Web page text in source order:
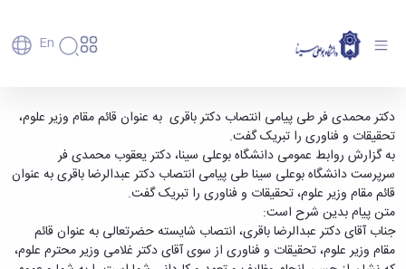
En
دانشگاه
تاریخچه
معرفی
برنامه
راهبردی
دانشگاه
نقشه
دانشگاه
آموزش
پذیرش
کارشناسی
تحصیلات
تکمیلی
پسا
دکترا
استعدادهای
درخشان
پژوهش
فناوری و
کارآفرینی
دفتر
ارتباط
با
صنعت
پردیس
دانشکده‌ها
پردیس
اصلی
مهندسی
کشاورزی
شیمی
و
رفاهی
رفاهی
پرسنل
اداره
رفاه
کارکنان
اعضای
هیأت
علمی
کارکنان
دانشجویان
تبریک سرپرست دانشگاه بوعلی سینا به قائم مقام
وزیر علوم - دانشگاه بوعلی سینا همدان
دکتر محمدی فر طی پیامی انتصاب دکتر باقری به عنوان قائم مقام وزیر علوم،
تحقیقات و فناوری را تبریک گفت.
به گزارش روابط عمومی دانشگاه بوعلی سینا، دکتر یعقوب محمدی فر
سرپرست دانشگاه بوعلی سینا طی پیامی انتصاب دکتر عبدالرضا باقری به عنوان
قائم مقام وزیر علوم، تحقیقات و فناوری را تبریک گفت.
متن پیام بدین شرح است:
جناب آقای دکتر عبدالرضا باقری، انتصاب شایسته حضرتعالی به عنوان قائم
مقام وزیر علوم، تحقیقات و فناوری از سوی آقای دکتر غلامی وزیر محترم علوم،